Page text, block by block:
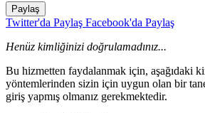
Paylaş
Twitter'da Paylaş Facebook'da Paylaş
Henüz kimliğinizi doğrulamadınız...
Bu hizmetten faydalanmak için, aşağıdaki
yöntemlerinden sizin için uygun olan bir
giriş yapmış olmanız gerekmektedir.